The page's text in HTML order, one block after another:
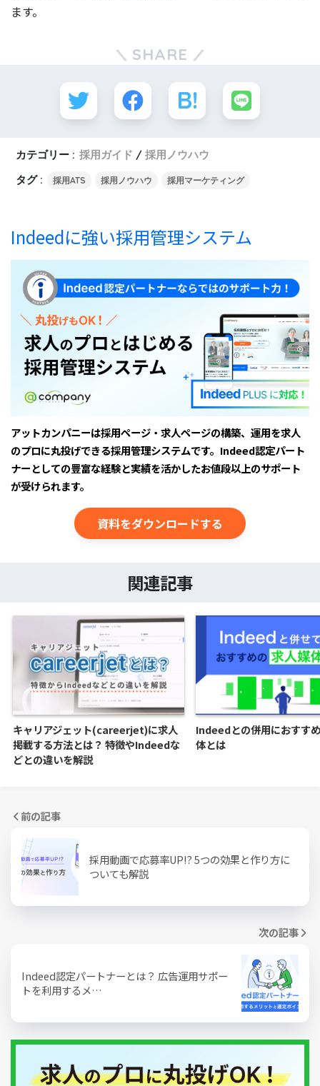
ます。
SHARE
カテゴリー : 採用ガイド
採用ノウハウ
タグ :
採用ATS 採用ノウハウ 採用マーケティング
Indeedに強い採用管理システム
アットカンパニーは採用ページ・求人ページの構築、運用を求人
のプロに丸投げできる採用管理システムです。Indeed認定パート
ナーとしての豊富な経験と実績を活かしたお値段以上のサポート
が受けられます。
資料をダウンロードする
関連記事
キャリアジェット(careerjet)に求人
掲載する方法とは？ 特徴やIndeedな
どとの違いを解説
Indeedとの併用におすす
体とは
前の記事
採用動画で応募率UP!? 5つの効果と作り方に
ついても解説
次の記事
Indeed認定パートナーとは？ 広告運用サポー
トを利用するメ…